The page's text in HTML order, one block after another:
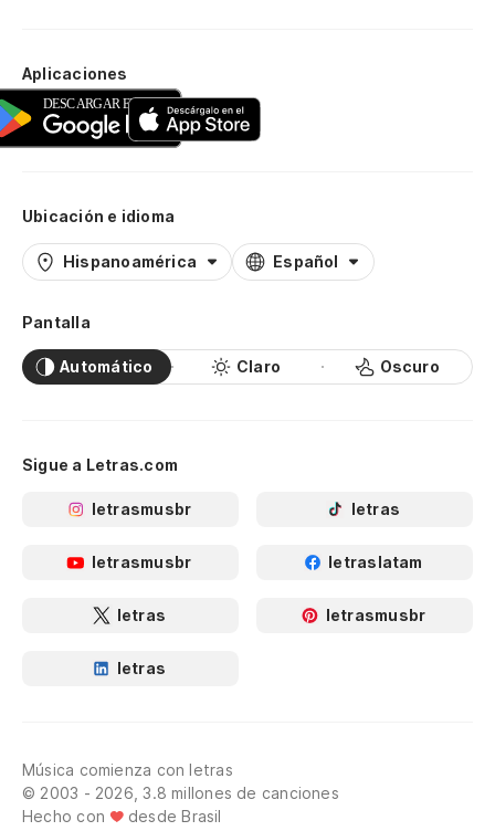
Aplicaciones
Ubicación e idioma
Hispanoamérica Español
Pantalla
Automático Claro Oscuro
Sigue a Letras.com
letrasmusbr letras
letrasmusbr letraslatam
letras letrasmusbr
letras
Música comienza con letras
© 2003 - 2026, 3.8 millones de canciones
Hecho con
desde Brasil